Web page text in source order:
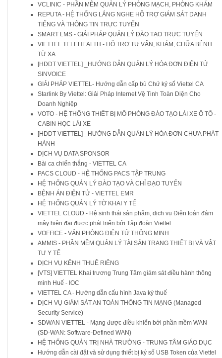
VCLINIC - PHẦN MÊM QUẢN LÝ PHÒNG MẠCH, PHÒNG KHÁM
REPUTA - HỆ THỐNG LẮNG NGHE HỖ TRỢ GIÁM SÁT DANH
TIẾNG VÀ THÔNG TIN TRỰC TUYẾN
SMART LMS - GIẢI PHÁP QUẢN LÝ ĐÀO TẠO TRỰC TUYẾN
VIETTEL TELEHEALTH - HỖ TRỢ TƯ VẤN, KHÁM, CHỮA BỆNH
TỪ XA
[HDDT VIETTEL] _HƯỚNG DẪN QUẢN LÝ HÓA ĐƠN ĐIỆN TỬ
SINVOICE
GIẢI PHÁP VIETTEL- Hướng dẫn cấp bù Chứ ký số Viettel CA
Starlink By Viettel: Giải Pháp Internet Vệ Tinh Toàn Diện Cho
Doanh Nghiệp
VOTO - HỆ THỐNG THIẾT BỊ MÔ PHỎNG ĐÀO TẠO LÁI XE Ô TÔ -
CABIN HỌC LÁI XE
[HDDT VIETTEL] _HƯỚNG DẪN QUẢN LÝ HÓA ĐƠN CHƯA PHÁT
HÀNH
DỊCH VỤ DATA SPONSOR
Bài ca chiến thắng - VIETTEL CA
PACS CLOUD - HỆ THỐNG PACS TẬP TRUNG
HỆ THỐNG QUẢN LÝ ĐÀO TẠO VÀ CHỈ ĐẠO TUYẾN
BỆNH ÁN ĐIỆN TỬ - VIETTEL EMR
HỆ THỐNG QUẢN LÝ TỜ KHAI Y TẾ
VIETTEL CLOUD - Hệ sinh thái sản phẩm, dịch vụ Điện toán đám
mây hiện đại được phát triển bởi Tập đoàn Viettel
VOFFICE - VĂN PHÒNG ĐIỆN TỬ THÔNG MINH
AMMIS - PHẦN MỀM QUẢN LÝ TÀI SẢN TRANG THIẾT BỊ VÀ VẬT
TƯ Y TẾ
DỊCH VỤ KÊNH THUÊ RIÊNG
[VTS] VIETTEL Khai trương Trung Tâm giám sát điều hành thông
minh Huế - IOC
VIETTEL CA - Hướng dẫn cấu hình Java ký thuế
DỊCH VỤ GIÁM SÁT AN TOÀN THÔNG TIN MẠNG (Managed
Security Service)
SDWAN VIETTEL - Mạng được điều khiển bởi phần mềm WAN
(SD-WAN: Software-Defined WAN)
HỆ THỐNG QUẢN TRỊ NHÀ TRƯỜNG - TRUNG TÂM GIÁO DỤC
Hướng dẫn cài đặt và sử dụng thiết bị ký số USB Token của Viettel